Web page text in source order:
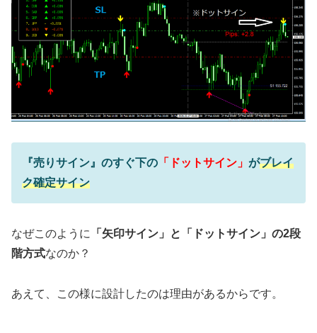
『売りサイン』のすぐ下の 「ドットサイン」 がブレイ
ク確定サイン
なぜこのように
「矢印サイン」と「ドットサイン」の2段
階方式なのか？
あえて、この様に設計したのは理由があるからです。